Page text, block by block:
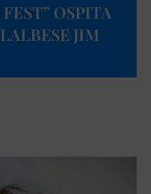
OSPITA
JIM